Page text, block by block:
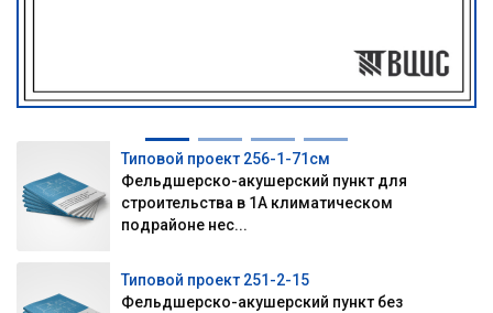
Типовой проект 256-1-71см
Фельдшерско-акушерский пункт для
строительства в 1А климатическом
подрайоне нес...
Типовой проект 251-2-15
Фельдшерско-акушерский пункт без